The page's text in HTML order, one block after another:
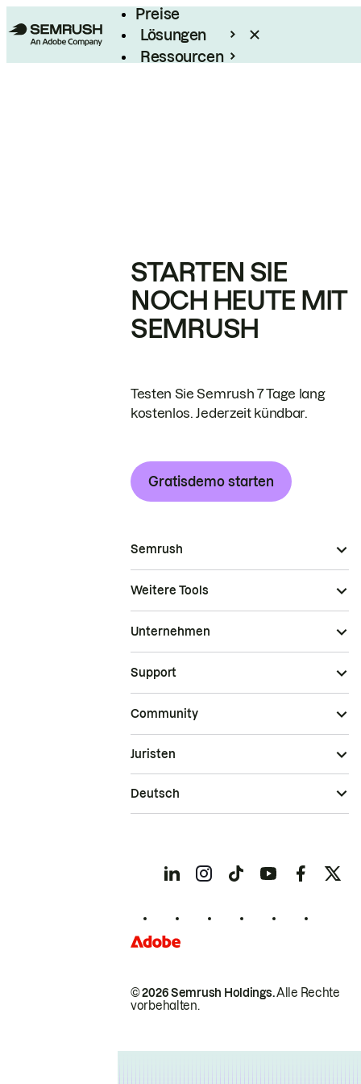
Preise
Lösungen
Ressourcen
STARTEN SIE
NOCH HEUTE MIT
SEMRUSH
Testen Sie Semrush 7 Tage lang
kostenlos. Jederzeit kündbar.
Gratisdemo starten
Semrush
Weitere Tools
Unternehmen
Support
Community
© 2026 Semrush Holdings.Alle Rechte
vorbehalten.
Juristen
Deutsch